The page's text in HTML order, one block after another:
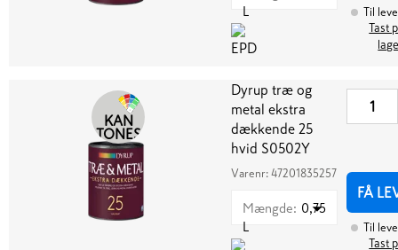
Til
Tast
KAN
TONES
Dyrup træ og
metal ekstra
dækkende 25
hvid S0502Y
Varenr: 47201835257
Mængde: 0,75
FÅ
Til
Tast